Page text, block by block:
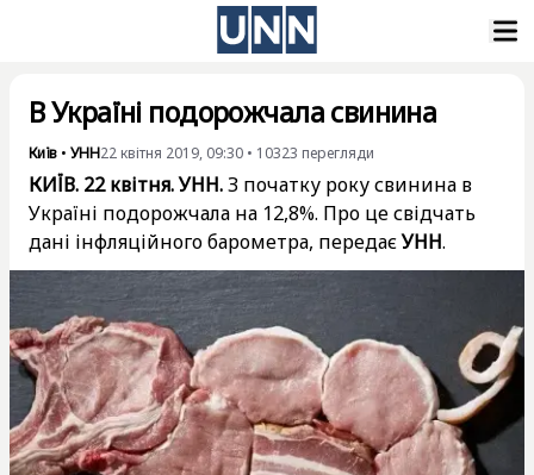
В Україні подорожчала свинина
Київ • УНН22 квітня 2019, 09:30 • 10323 перегляди
КИЇВ. 22 квітня. УНН.З початку року свинина в
Україні подорожчала на 12,8%. Про це свідчать
дані інфляційного барометра, передаєУНН.